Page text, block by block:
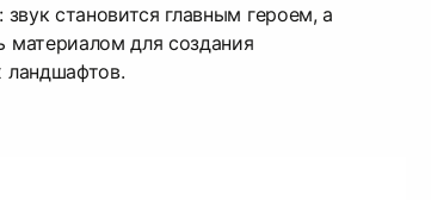
звук становится главным героем, а
для создания
ландшафтов.